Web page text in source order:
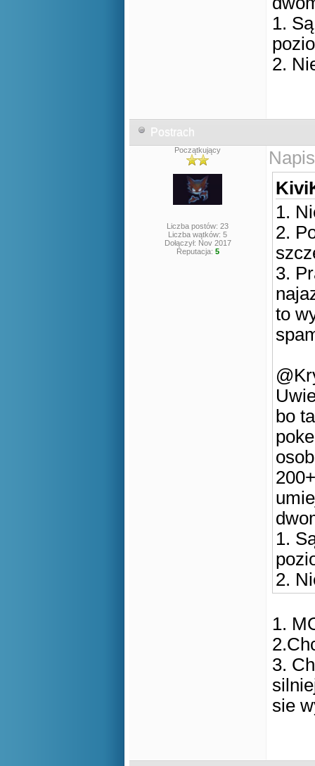
1.
2.
Postrach
Początkujący
Liczba postów: 23
Liczba wątków: 5
Dołączył: Nov 2017
Reputacja: 5
1.
2.
3.
to
bo
1.
2.
1.
3.
sie